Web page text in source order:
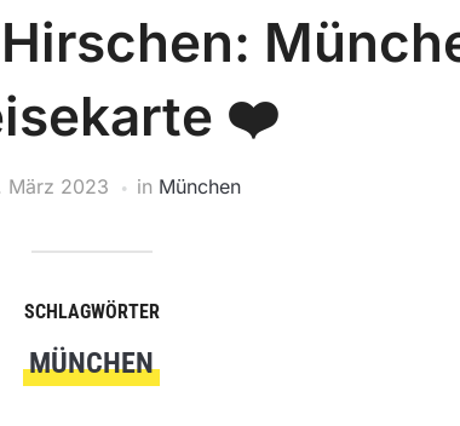
❤️
März 2023 in München
SCHLAGWÖRTER
MÜNCHEN